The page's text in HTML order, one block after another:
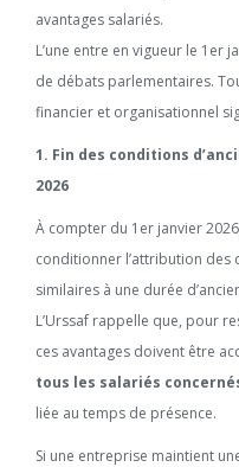
avantages salariés.
L’une entre en vigueur le 1er
de débats parlementaires.
financier et organisationnel
1. Fin des conditions
2026
À compter du 1er janvier
conditionner l’attribution des
similaires à une durée
L’Urssaf rappelle que, pour
ces avantages doivent être
tous les salariés
liée au temps de présence.
Si une entreprise maintient